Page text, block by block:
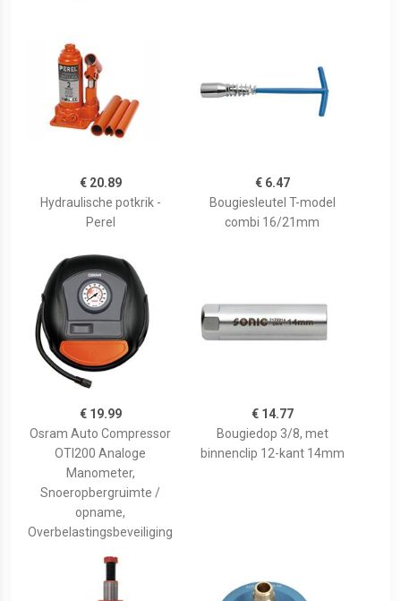
€ 20.89
Hydraulische potkrik -
Perel
€ 6.47
Bougiesleutel T-model
combi 16/21mm
€ 19.99
Osram Auto Compressor
OTI200 Analoge
Manometer,
Snoeropbergruimte /
opname,
Overbelastingsbeveiliging
€ 14.77
Bougiedop 3/8, met
binnenclip 12-kant 14mm